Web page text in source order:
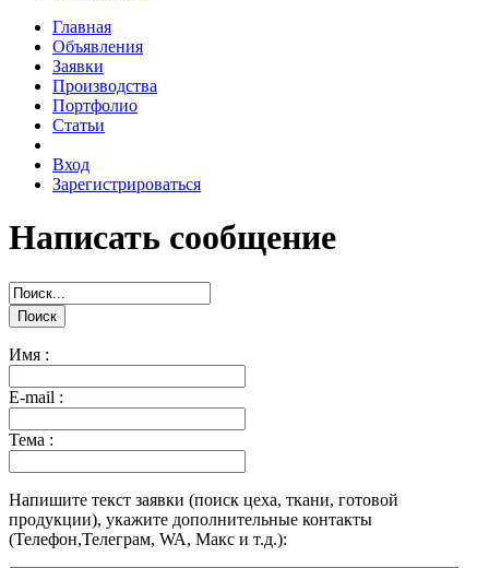
Главная
Объявления
Заявки
Производства
Портфолио
Статьи
Вход
Зарегистрироваться
Написать сообщение
Поиск
Имя :
E-mail :
Тема :
Напишите текст заявки (поиск цеха, ткани, готовой
продукции), укажите дополнительные контакты
(Телефон,Телеграм, WA, Макс и т.д.):